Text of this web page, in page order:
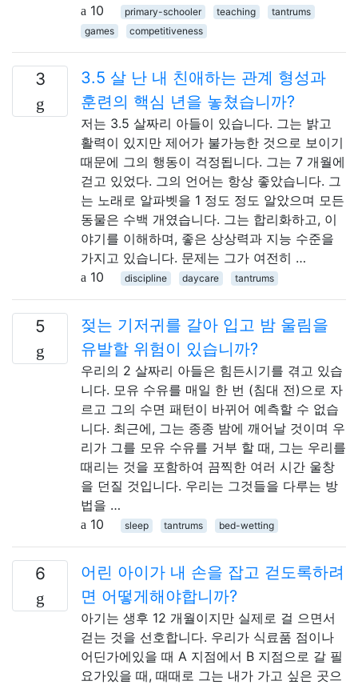
10
primary-schooler teaching
tantrums
games
competitiveness
3
3.5 살 난 내 친애하는 관계 형성과
훈련의 핵심 년을 놓쳤습니까?
저는 3.5 살짜리 아들이 있습니다. 그는 밝고
활력이 있지만 제어가 불가능한 것으로 보이기
때문에 그의 행동이 걱정됩니다. 그는 7 개월에
걷고 있었다. 그의 언어는 항상 좋았습니다. 그
는 노래로 알파벳을 1 정도 정도 알았으며 모든
동물은 수백 개였습니다. 그는 합리화하고, 이
야기를 이해하며, 좋은 상상력과 지능 수준을
가지고 있습니다. 문제는 그가 여전히 …
10
discipline daycare tantrums
5
젖는 기저귀를 갈아 입고 밤 울림을
유발할 위험이 있습니까?
우리의 2 살짜리 아들은 힘든시기를 겪고 있습
니다. 모유 수유를 매일 한 번 (침대 전)으로 자
르고 그의 수면 패턴이 바뀌어 예측할 수 없습
니다. 최근에, 그는 종종 밤에 깨어날 것이며 우
리가 그를 모유 수유를 거부 할 때, 그는 우리를
때리는 것을 포함하여 끔찍한 여러 시간 울창
을 던질 것입니다. 우리는 그것들을 다루는 방
법을 …
10
sleep tantrums bed-wetting
6
어린 아이가 내 손을 잡고 걷도록하려
면 어떻게해야합니까?
아기는 생후 12 개월이지만 실제로 걸 으면서
걷는 것을 선호합니다. 우리가 식료품 점이나
어딘가에있을 때 A 지점에서 B 지점으로 갈 필
요가있을 때, 때때로 그는 내가 가고 싶은 곳으